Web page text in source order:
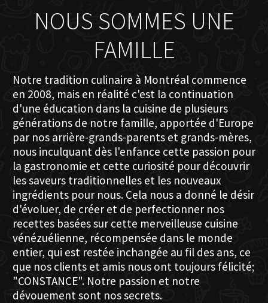
NOUS SOMMES UNE
FAMILLE
Notre tradition culinaire à Montréal commence
en 2008, mais en réalité c'est la continuation
d'une éducation dans la cuisine de plusieurs
générations de notre famille, apportée d'Europe
par nos arrière-grands-parents et grands-mères,
nous inculquant dès l'enfance cette passion pour
la gastronomie et cette curiosité pour découvrir
les saveurs traditionnelles et les nouveaux
ingrédients pour nous. Cela nous a donné le désir
d'évoluer, de créer et de perfectionner nos
recettes basées sur cette merveilleuse cuisine
vénézuélienne, récompensée dans le monde
entier, qui est restée inchangée au fil des ans, ce
que nos clients et amis nous ont toujours félicité;
"CONSTANCE". Notre passion et notre
dévouement sont nos secrets.